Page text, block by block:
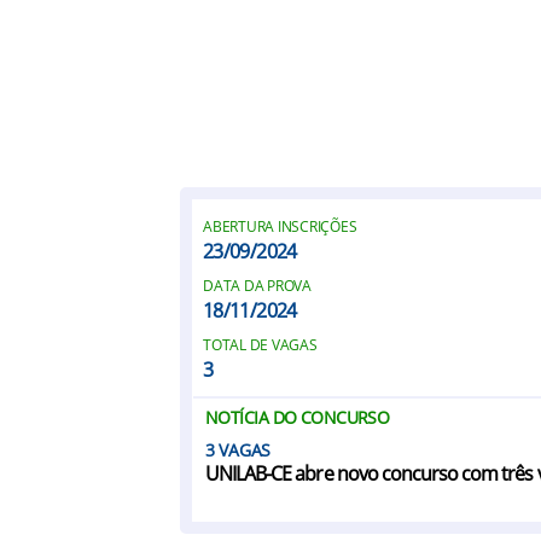
ABERTURA INSCRIÇÕES
23/09/2024
DATA DA PROVA
18/11/2024
TOTAL DE VAGAS
3
NOTÍCIA DO CONCURSO
3
UNILAB-CE abre novo concurso com